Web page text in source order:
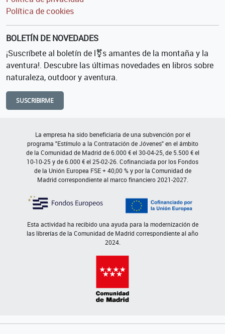
Política de cookies
BOLETÍN DE NOVEDADES
¡Suscríbete al boletín de l⚧s amantes de la montaña y la
aventura!. Descubre las últimas novedades en libros sobre
naturaleza, outdoor y aventura.
SUSCRIBIRME
La empresa ha sido beneficiaria de una subvención por el
programa "Estímulo a la Contratación de Jóvenes" en el ámbito
de la Comunidad de Madrid de 6.000 € el 30-04-25, de 5.500 € el
10-10-25 y de 6.000 € el 25-02-26. Cofinanciada por los Fondos
de la Unión Europea FSE + 40,00 % y por la Comunidad de
Madrid correspondiente al marco financiero 2021-2027.
Esta actividad ha recibido una ayuda para la modernización de
las librerías de la Comunidad de Madrid correspondiente al año
2024.